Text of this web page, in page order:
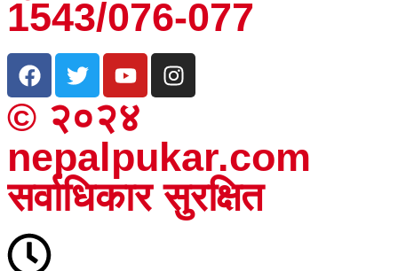
1543/076-077
© २०२४
nepalpukar.com
सर्वाधिकार सुरक्षित